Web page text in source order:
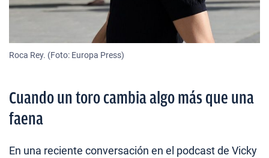
Roca Rey. (Foto: Europa Press)
Cuando un toro cambia algo más que una
faena
En una reciente conversación en el podcast de Vicky